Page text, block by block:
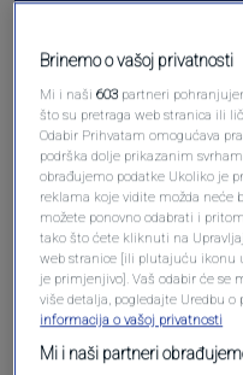
Brinemo o vašoj privatnosti
Mi i naši603 partneri
što su pretraga web stranica ili
Odabir Prihvatam omogućava
podrška dolje prikazanim
obrađujemo podatke Ukoliko je
reklama koje vidite možda neće
možete ponovno odabrati i
tako što ćete kliknuti na
web stranice [ili plutajuću ikonu
je primjenjivo]. Vaš odabir će se
više detalja, pogledajte Uredbu
informacija o vašoj privatnosti
Mi i naši partneri